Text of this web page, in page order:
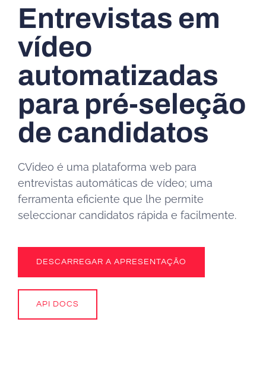
Entrevistas em
vídeo
automatizadas
para pré-seleção
de candidatos
CVideo é uma plataforma web para
entrevistas automáticas de vídeo; uma
ferramenta eficiente que lhe permite
seleccionar candidatos rápida e facilmente.
DESCARREGAR A APRESENTAÇÃO
API DOCS